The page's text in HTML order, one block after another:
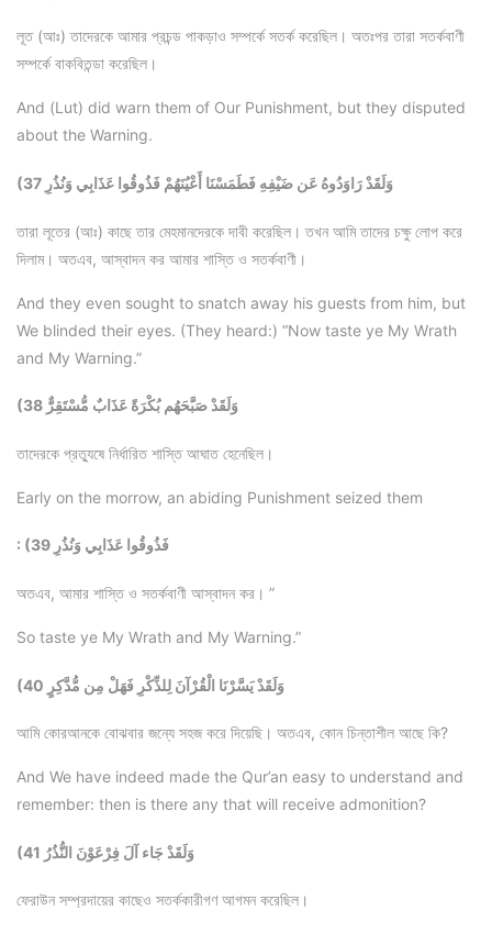
লূত (আঃ) তাদেরকে আমার প্রচন্ড পাকড়াও সম্পর্কে সতর্ক করেছিল। অতঃপর তারা সতর্কবাণী
সম্পর্কে বাকবিতন্ডা করেছিল।
And (Lut) did warn them of Our Punishment, but they disputed
about the Warning.
(37 وَلَقَدْ رَاوَدُوهُ عَن ضَيْفِهِ فَطَمَسْنَا أَعْيُنَهُمْ فَذُوقُوا عَذَابِي وَنُذُرِ
তারা লূতের (আঃ) কাছে তার মেহমানদেরকে দাবী করেছিল। তখন আমি তাদের চক্ষু লোপ করে
দিলাম। অতএব, আস্বাদন কর আমার শাস্তি ও সতর্কবাণী।
And they even sought to snatch away his guests from him, but
We blinded their eyes. (They heard:) “Now taste ye My Wrath
and My Warning.”
(38 وَلَقَدْ صَبَّحَهُم بُكْرَةً عَذَابٌ مُّسْتَقِرٌّ
তাদেরকে প্রত্যুষে নির্ধারিত শাস্তি আঘাত হেনেছিল।
Early on the morrow, an abiding Punishment seized them
: (39 فَذُوقُوا عَذَابِي وَنُذُرِ
অতএব, আমার শাস্তি ও সতর্কবাণী আস্বাদন কর। ”
So taste ye My Wrath and My Warning.”
(40 وَلَقَدْ يَسَّرْنَا الْقُرْآنَ لِلذِّكْرِ فَهَلْ مِن مُّدَّكِرٍ
আমি কোরআনকে বোঝবার জন্যে সহজ করে দিয়েছি। অতএব, কোন চিন্তাশীল আছে কি?
And We have indeed made the Qur’an easy to understand and
remember: then is there any that will receive admonition?
(41 وَلَقَدْ جَاء آلَ فِرْعَوْنَ النُّذُرُ
ফেরাউন সম্প্রদায়ের কাছেও সতর্ককারীগণ আগমন করেছিল।